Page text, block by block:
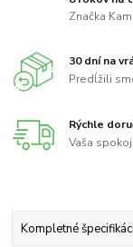
Značka
30 dní na
Predĺžili
Rýchle
Vaša
Kompletné